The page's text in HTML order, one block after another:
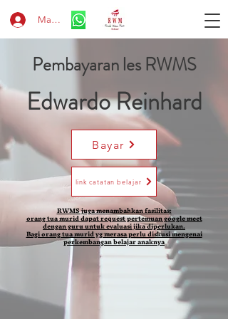
Masuk
Pembayaran les RWMS
Edwardo Reinhard
Bayar
link catatan belajar
RWMS juga menambahkan fasilitas:
orang tua murid dapat request pertemuan google meet
dengan guru untuk evaluasi jika diperlukan.
Bagi orang tua murid yg merasa perlu diskusi mengenai
perkembangan belajar anaknya